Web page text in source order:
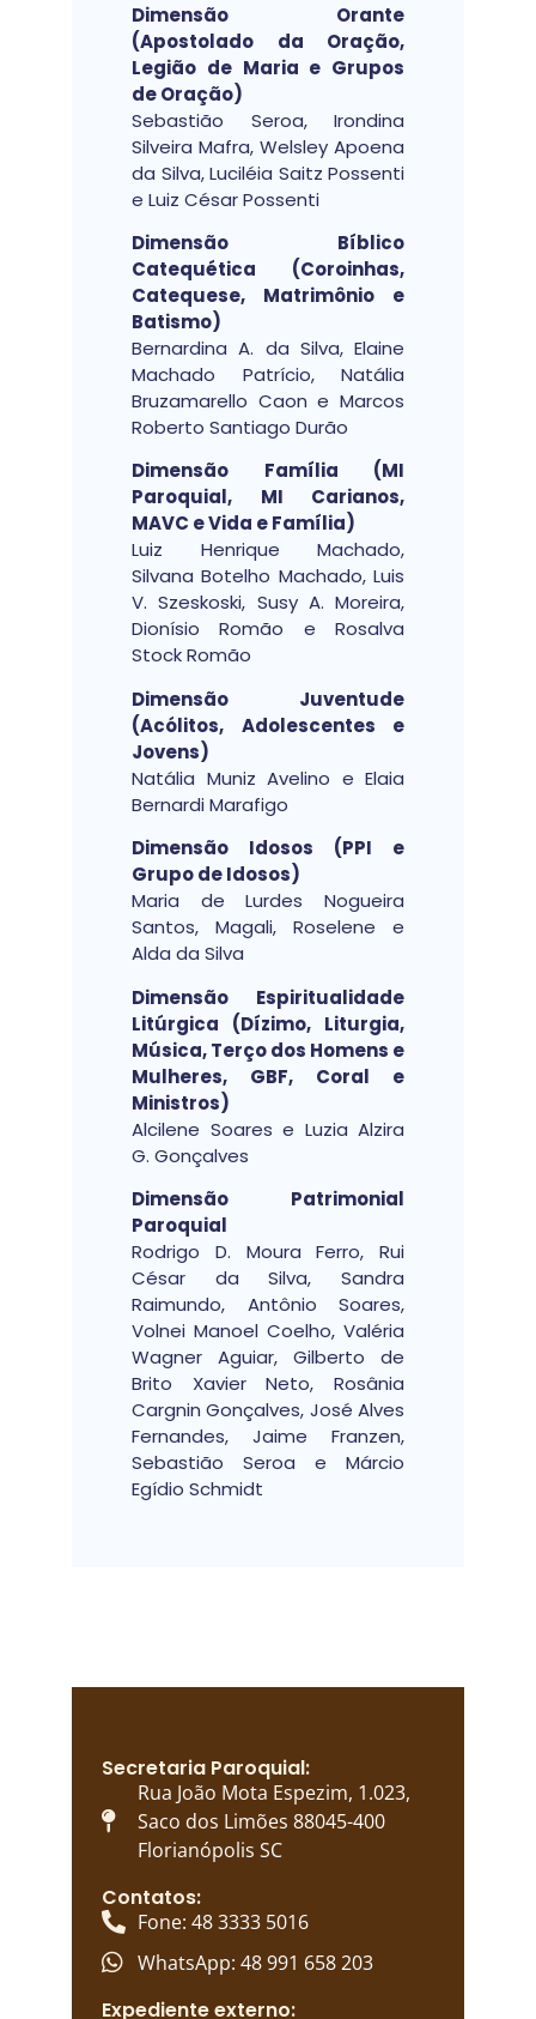
Dimensão Orante
(Apostolado da Oração,
Legião de Maria e Grupos
de Oração)
Sebastião Seroa, Irondina
Silveira Mafra, Welsley Apoena
da Silva, Luciléia Saitz Possenti
e Luiz César Possenti
Dimensão Bíblico
Catequética (Coroinhas,
Catequese, Matrimônio e
Batismo)
Bernardina A. da Silva, Elaine
Machado Patrício, Natália
Bruzamarello Caon e Marcos
Roberto Santiago Durão
Dimensão Família (MI
Paroquial, MI Carianos,
MAVC e Vida e Família)
Luiz Henrique Machado,
Silvana Botelho Machado, Luis
V. Szeskoski, Susy A. Moreira,
Dionísio Romão e Rosalva
Stock Romão
Dimensão Juventude
(Acólitos, Adolescentes e
Jovens)
Natália Muniz Avelino e Elaia
Bernardi Marafigo
Dimensão Idosos (PPI e
Grupo de Idosos)
Maria de Lurdes Nogueira
Santos, Magali, Roselene e
Alda da Silva
Dimensão Espiritualidade
Litúrgica (Dízimo, Liturgia,
Música, Terço dos Homens e
Mulheres, GBF, Coral e
Ministros)
Alcilene Soares e Luzia Alzira
G. Gonçalves
Dimensão Patrimonial
Paroquial
Rodrigo D. Moura Ferro, Rui
César da Silva, Sandra
Raimundo, Antônio Soares,
Volnei Manoel Coelho, Valéria
Wagner Aguiar, Gilberto de
Brito Xavier Neto, Rosânia
Cargnin Gonçalves, José Alves
Fernandes, Jaime Franzen,
Sebastião Seroa e Márcio
Egídio Schmidt
Secretaria Paroquial:
Rua João Mota Espezim, 1.023,
Saco dos Limões 88045-400
Florianópolis SC
Contatos:
Fone: 48 3333 5016
WhatsApp: 48 991 658 203
Expediente externo: